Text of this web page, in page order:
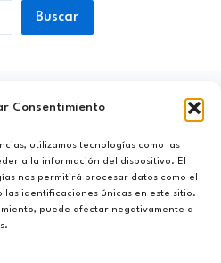
Consentimiento
utilizamos tecnologías como las
a la información del dispositivo. El
nos permitirá procesar datos como el
identificaciones únicas en este sitio.
puede afectar negativamente a
Buscar
Dejar de Aprender